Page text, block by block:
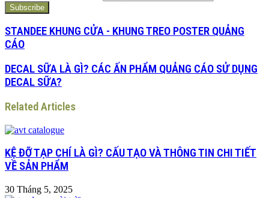
STANDEE KHUNG CỬA - KHUNG TREO POSTER QUẢNG
CÁO
DECAL SỮA LÀ GÌ? CÁC ẤN PHẨM QUẢNG CÁO SỬ DỤNG
DECAL SỮA?
Related Articles
KỆ ĐỠ TẠP CHÍ LÀ GÌ? CẤU TẠO VÀ THÔNG TIN CHI TIẾT
VỀ SẢN PHẨM
30 Tháng 5, 2025